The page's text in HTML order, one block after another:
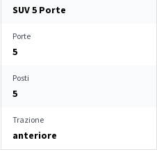
SUV 5 Porte
Porte
5
Posti
5
Trazione
anteriore